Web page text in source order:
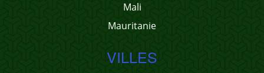
Mali
Mauritanie
VILLES